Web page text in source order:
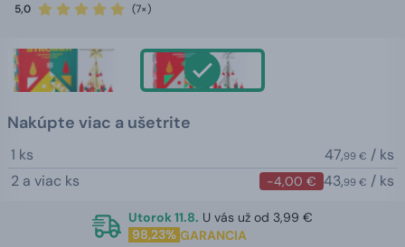
5,0 (7×)
Nakúpte viac a ušetrite
1 ks 47,99 € / ks
2 a viac ks
-4,00 € 43,99 € / ks
Utorok 11.8. U vás už od 3,99 €
98,23% GARANCIA